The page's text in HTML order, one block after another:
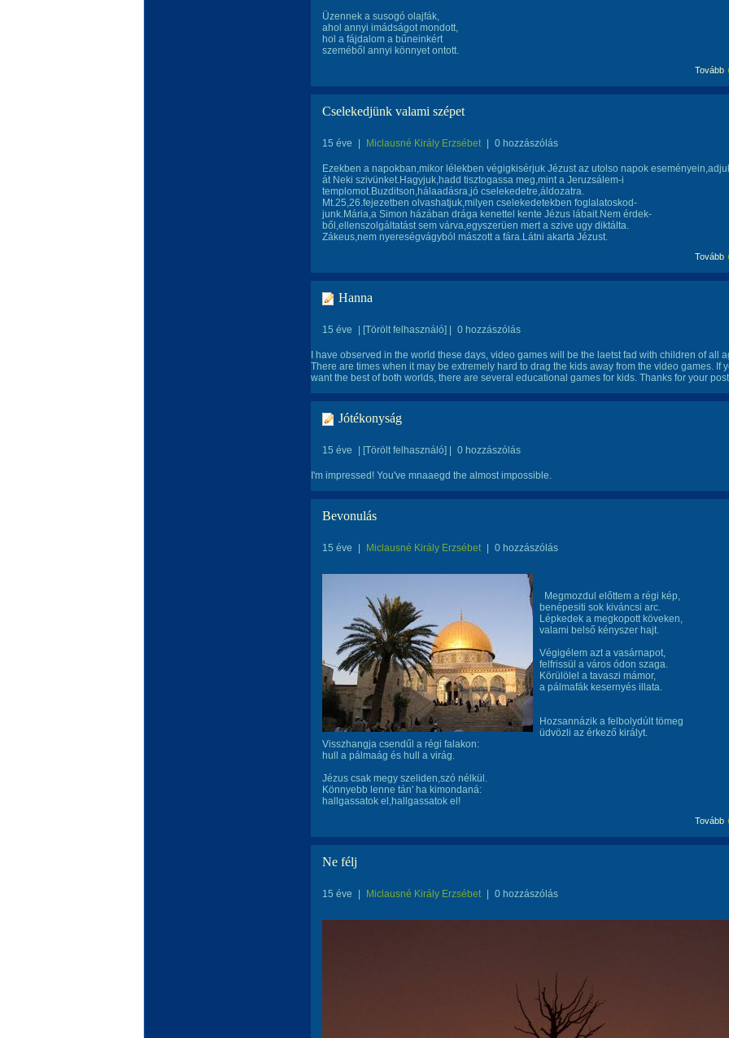
Üzennek a susogó olajfák,
ahol annyi imádságot mondott,
hol a fájdalom a bűneinkért
szeméből annyi könnyet ontott.
Tovább
Cselekedjünk valami szépet
15 éve Miclausné Király Erzsébet 0 hozzászólás
Ezekben a napokban,mikor lélekben végigkisérjuk Jézust az utolso napok
át Neki szivünket.Hagyjuk,hadd tisztogassa meg,mint a Jeruzsálem-i
templomot.Buzditson,hálaadásra,jó cselekedetre,áldozatra.
Mt.25,26.fejezetben olvashatjuk,milyen cselekedetekben foglalatoskod-
junk.Mária,a Simon házában drága kenettel kente Jézus lábait.Nem érdek-
ből,ellenszolgáltatást sem várva,egyszerüen mert a szive ugy diktálta.
Zákeus,nem nyereségvágyból mászott a fára.Látni akarta Jézust.
Tovább
Hanna
15 éve [Törölt felhasználó] 0 hozzászólás
I have observed in the world these days, video games will be the laetst fad with children of all
There are times when it may be extremely hard to drag the kids away from the video games. If
want the best of both worlds, there are several educational games for kids. Thanks for your
Jótékonyság
15 éve [Törölt felhasználó] 0 hozzászólás
I'm impressed! You've mnaaegd the almost impossible.
Bevonulás
15 éve Miclausné Király Erzsébet 0 hozzászólás
Megmozdul előttem a régi kép,
benépesiti sok kiváncsi arc.
Lépkedek a megkopott köveken,
valami belső kényszer hajt.
Végigélem azt a vasárnapot,
felfrissül a város ódon szaga.
Körülölel a tavaszi mámor,
a pálmafák kesernyés illata.
Hozsannázik a felbolydúlt tömeg
üdvözli az érkező királyt.
Visszhangja csendűl a régi falakon:
hull a pálmaág és hull a virág.
Jézus csak megy szeliden,szó nélkül.
Könnyebb lenne tán' ha kimondaná:
hallgassatok el,hallgassatok el!
Tovább
Ne félj
15 éve Miclausné Király Erzsébet 0 hozzászólás